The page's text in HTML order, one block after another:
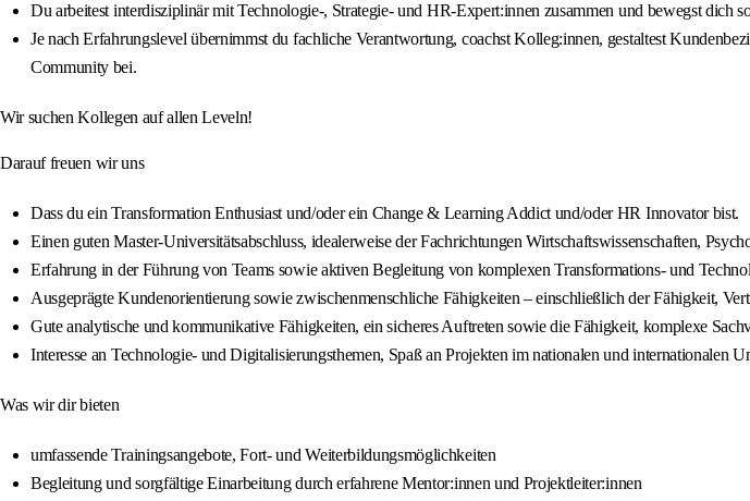
Du arbeitest interdisziplinär mit Technologie‑, Strategie‑ und HR‑Expert:innen zusammen und bewegst dich
Je nach Erfahrungslevel übernimmst du fachliche Verantwortung, coachst Kolleg:innen, gestaltest
Community bei.
Wir suchen Kollegen auf allen Leveln!
Darauf freuen wir uns
Dass du ein Transformation Enthusiast und/oder ein Change & Learning Addict und/oder HR Innovator bist.
Einen guten Master‑Universitätsabschluss, idealerweise der Fachrichtungen Wirtschaftswissenschaften,
Erfahrung in der Führung von Teams sowie aktiven Begleitung von komplexen Transformations‑ und
Ausgeprägte Kundenorientierung sowie zwischenmenschliche Fähigkeiten – einschließlich der Fähigkeit,
Gute analytische und kommunikative Fähigkeiten, ein sicheres Auftreten sowie die Fähigkeit, komplexe
Interesse an Technologie‑ und Digitalisierungsthemen, Spaß an Projekten im nationalen und
Was wir dir bieten
umfassende Trainingsangebote, Fort‑ und Weiterbildungsmöglichkeiten
Begleitung und sorgfältige Einarbeitung durch erfahrene Mentor:innen und Projektleiter:innen